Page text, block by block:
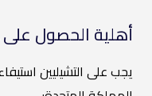
أهلية الحصول على ETA من المملكة المتحدة
يجب على التشيليين